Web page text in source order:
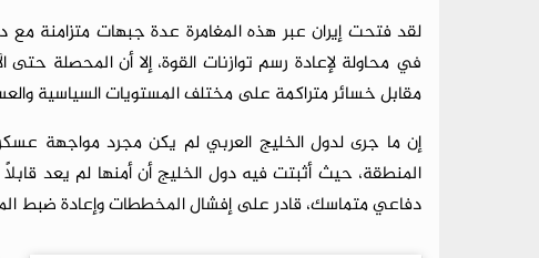
لقد فتحت إيران عبر هذه المغامرة عدة جبهات متزامنة مع
في محاولة لإعادة رسم توازنات القوة، إلا أن المحصلة
مقابل خسائر متراكمة على مختلف المستويات السياسية
إن ما جرى لدول الخليج العربي لم يكن مجرد مواجهة
المنطقة، حيث أثبتت فيه دول الخليج أن أمنها لم يعد
دفاعي متماسك، قادر على إفشال المخططات وإعادة ضبط